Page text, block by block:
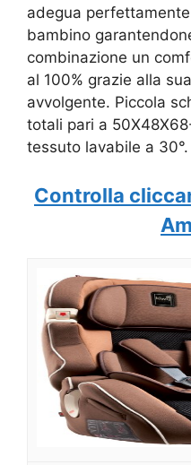
adegua
bambino
combinazione un
al 100% grazie alla
avvolgente. Piccola
totali pari a
tessuto lavabile a
Controlla